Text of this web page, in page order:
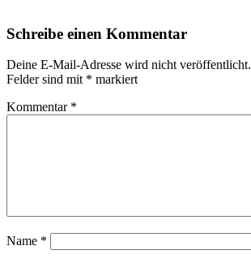
Schreibe einen Kommentar
Deine E-Mail-Adresse wird nicht veröffentlicht.
Felder sind mit * markiert
Kommentar *
Name *